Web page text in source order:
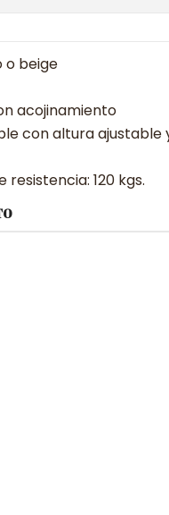
o beige
acojinamiento
con altura ajustable
resistencia: 120 kgs.